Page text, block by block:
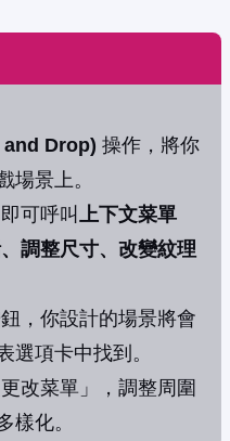
and Drop) 操作，將你
場景上。
可呼叫 上下文菜單
調整尺寸、改變紋理
，你設計的場景將會
選項卡中找到。
改菜單」，調整周圍
樣化。